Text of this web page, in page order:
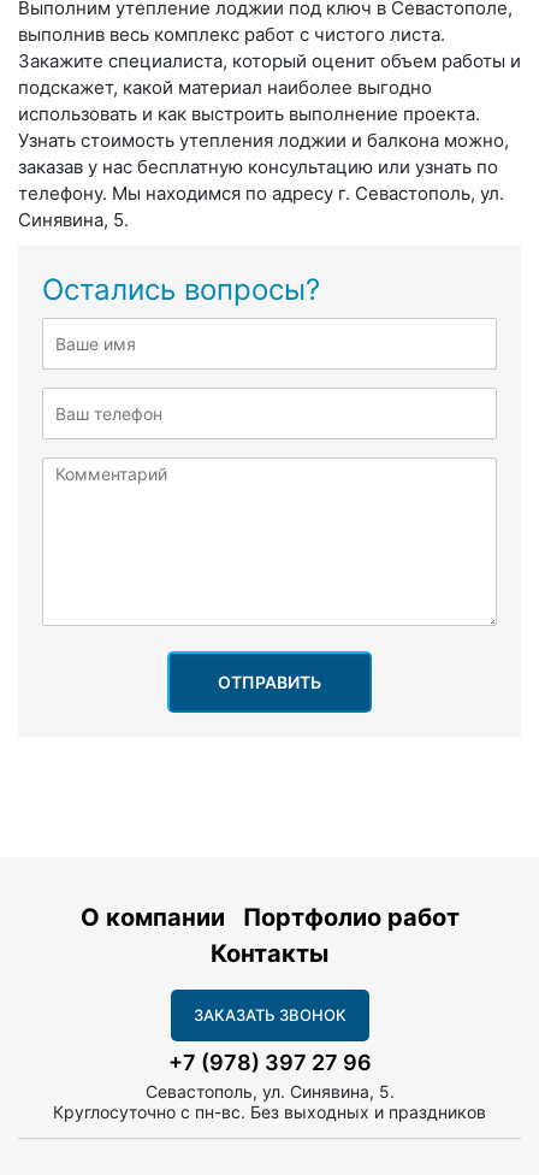
Выполним утепление лоджии под ключ в Севастополе,
выполнив весь комплекс работ с чистого листа.
Закажите специалиста, который оценит объем работы и
подскажет, какой материал наиболее выгодно
использовать и как выстроить выполнение проекта.
Узнать стоимость утепления лоджии и балкона можно,
заказав у нас бесплатную консультацию или узнать по
телефону. Мы находимся по адресу г. Севастополь, ул.
Синявина, 5.
Остались вопросы?
ОТПРАВИТЬ
О компании
Портфолио работ
Контакты
ЗАКАЗАТЬ ЗВОНОК
+7 (978) 397 27 96
Севастополь, ул. Синявина, 5.
Круглосуточно с пн-вс. Без выходных и праздников